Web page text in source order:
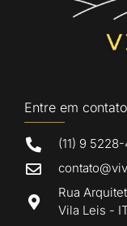
Entre em contato
(11) 9
Rua
Vila Leis -